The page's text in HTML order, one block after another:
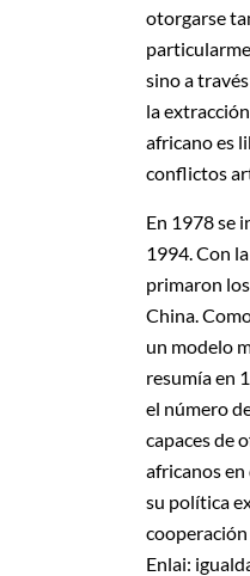
otorgarse
sino a
la
africano es
conflictos
En 1978 se
1994. Con
primaron
China.
un modelo
resumía en
el número
capaces de
africanos
su política
Enlai: